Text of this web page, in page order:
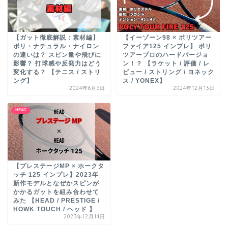
【ガット徹底解説：素材編】
ポリ・ナチュラル・ナイロン
の違いは？ スピン量や飛びに
影響？ 打球感や反発力はどう
変化する？ 【テニス / ストリ
ング】
2024年6月5日
【イーゾーン98 × ポリツアー
ファイア125 インプレ】 ポリ
ツアープロのハードバージョ
ン！？ 【ラケット / 評価 / レ
ビュー / ストリング / ヨネック
ス / YONEX】
2024年12月13日
HEAD
【プレステージMP × ホークタ
ッチ 125 インプレ】2023年
新作モデルとなぜかスピンが
かかるガットを組み合わせて
みた 【HEAD / PRESTIGE /
HOWK TOUCH / ヘッド 】
2023年12月14日